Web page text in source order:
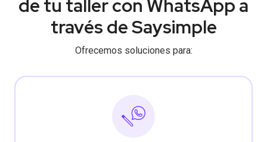
de tu taller con WhatsApp a
través de Saysimple
Ofrecemos soluciones para: